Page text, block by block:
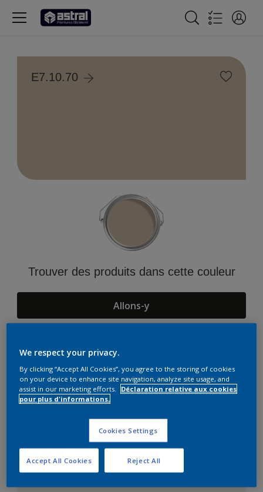
E7.10.70
Trouver des produits dans cette couleur
Allons-y
Suggestions d'Harmonies
We respect your privacy.
By clicking “Accept All Cookies”, you agree to the storing of cookies
on your device to enhance site navigation, analyze site usage, and
assist in our marketing efforts.
Déclaration relative aux cookies
pour plus d'informations.
Cookies Settings
Reject All
Accept All Cookies